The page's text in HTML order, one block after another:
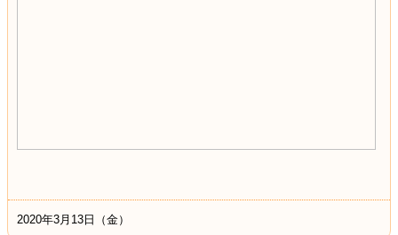
2020年3月13日（金）